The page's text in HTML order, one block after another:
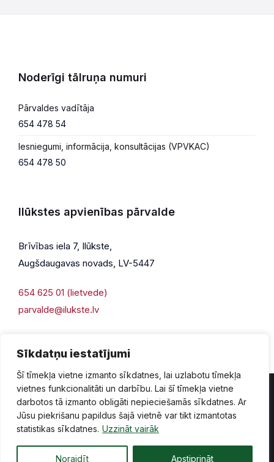
Sīkdatņu iestatījumi
Šī tīmekļa vietne izmanto sīkdatnes, lai uzlabotu tīmekļa
vietnes funkcionalitāti un darbību. Lai šī tīmekļa vietne
darbotos tā izmanto obligāti nepieciešamās sīkdatnes. Ar
Jūsu piekrišanu papildus šajā vietnē var tikt izmantotas
statistikas sīkdatnes. Uzzināt vairāk
Noraidīt Apstiprināt
Noderīgi tālruņa numuri
Pārvaldes vadītāja
654 478 54
Iesniegumi, informācija, konsultācijas (VPVKAC)
654 478 50
Ilūkstes apvienības pārvalde
Brīvības iela 7, Ilūkste,
Augšdaugavas novads, LV-5447
654 625 01 (lietvede)
parvalde@ilukste.lv
Privātuma politika Piekļūstamība
Lapas karte